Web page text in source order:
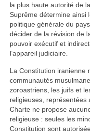
la plus haute autorité de
Suprême détermine ainsi
politique générale du
décider de la révision de
pouvoir exécutif et
l’appareil judiciaire.
La Constitution iranienne
communautés
zoroastriens, les juifs et
religieuses, représentées
Charte ne propose
religieuse : seules les
Constitution sont